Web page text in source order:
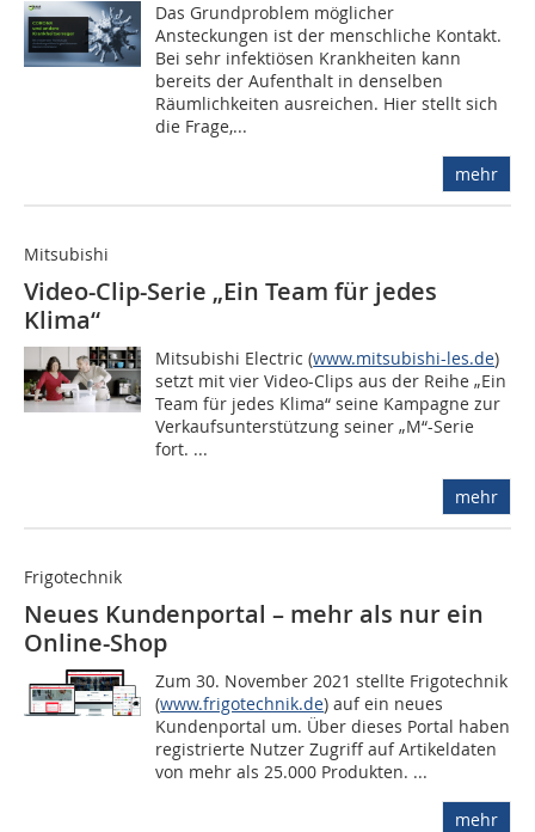
Das Grundproblem möglicher
Ansteckungen ist der menschliche Kontakt.
Bei sehr infektiösen Krankheiten kann
bereits der Aufenthalt in denselben
Räumlichkeiten ausreichen. Hier stellt sich
die Frage,...
mehr
Mitsubishi
Video-Clip-Serie „Ein Team für jedes
Klima“
Mitsubishi Electric (www.mitsubishi-les.de)
setzt mit vier Video-Clips aus der Reihe „Ein
Team für jedes Klima“ seine Kampagne zur
Verkaufsunterstützung seiner „M“-Serie
fort. ...
mehr
Frigotechnik
Neues Kundenportal – mehr als nur ein
Online-Shop
Zum 30. November 2021 stellte Frigotechnik
(www.frigotechnik.de) auf ein neues
Kundenportal um. Über dieses Portal haben
regis­trierte Nutzer Zugriff auf Artikeldaten
von mehr als 25.000 Produkten. ...
mehr